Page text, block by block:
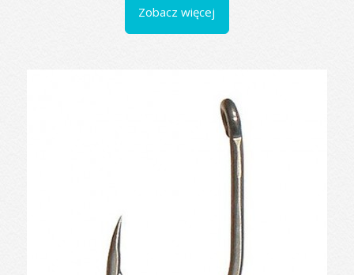
Zobacz więcej